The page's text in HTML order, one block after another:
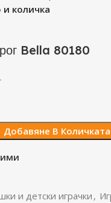
и количка
Bella 80180
Добавяне В Количката
и детски играчки,